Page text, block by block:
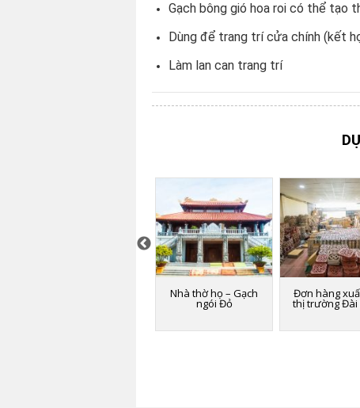
Gạch bông gió hoa roi có thể tạo
Dùng để trang trí cửa chính (kết
Làm lan can trang trí
Nhà thờ họ – Gạch
ngói Đỏ
Đơn hàng
thị trường Đài